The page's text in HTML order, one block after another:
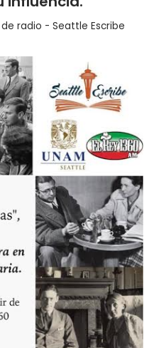
radio - Seattle Escribe